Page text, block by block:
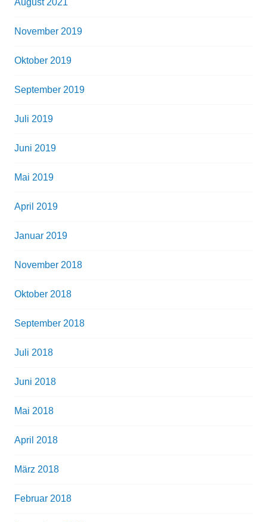
August 2021
November 2019
Oktober 2019
September 2019
Juli 2019
Juni 2019
Mai 2019
April 2019
Januar 2019
November 2018
Oktober 2018
September 2018
Juli 2018
Juni 2018
Mai 2018
April 2018
März 2018
Februar 2018